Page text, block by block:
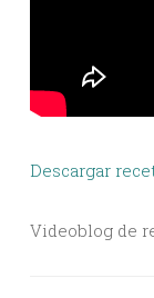
Descargar
Videoblog de